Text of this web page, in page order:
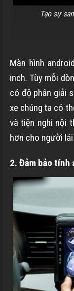
Tạo sự
Màn hình
inch. Tùy mỗi
có độ phân giải
xe chúng ta có
và tiện nghi nội
hơn cho người
2. Đảm bảo tính